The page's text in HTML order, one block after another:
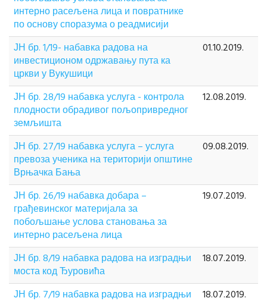
интерно расељена лица и повратнике
по основу споразума о реадмисији
ЈН бр. 1/19- набавка радова на
инвестиционом одржавању пута ка
цркви у Вукушици
01.10.2019.
ЈН бр. 28/19 набавка услуга - контрола
плодности обрадивог пољопривредног
земљишта
12.08.2019.
ЈН бр. 27/19 набавка услуга – услуга
превоза ученика на територији општине
Врњачка Бања
09.08.2019.
ЈН бр. 26/19 набавка добара –
грађевинског материјала за
побољшање услова становања за
интерно расељена лица
19.07.2019.
ЈН бр. 8/19 набавка радова на изградњи
моста код Ђуровића
18.07.2019.
ЈН бр. 7/19 набавка радова на изградњи
18.07.2019.